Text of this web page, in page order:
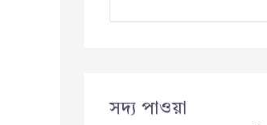
সদ্য পাওয়া